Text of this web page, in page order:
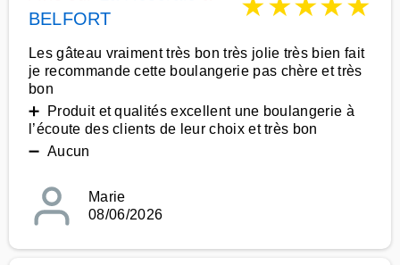
BELFORT
Les gâteau vraiment très bon très jolie très bien fait
je recommande cette boulangerie pas chère et très
bon
➕ Produit et qualités excellent une boulangerie à
l’écoute des clients de leur choix et très bon
➖ Aucun
Marie
08/06/2026